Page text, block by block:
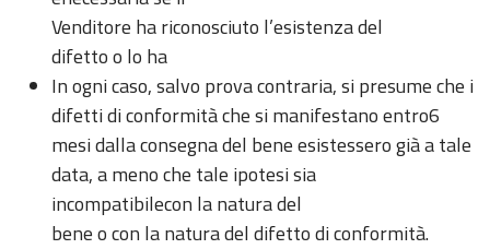
Venditore ha riconosciuto l’esistenza del
difetto o lo ha
In ogni caso, salvo prova contraria, si presume che i
difetti di conformità che si manifestano entro6
mesi dalla consegna del bene esistessero già a tale
data, a meno che tale ipotesi sia
incompatibilecon la natura del
bene o con la natura del difetto di conformità.